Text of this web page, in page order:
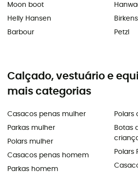
Moon boot
Helly Hansen
Barbour
Petzl
Calçado, vestuário e
mais categorias
Casacos penas mulher
Parkas mulher
Polars mulher
Casacos penas homem
Parkas homem
Polars
Botas
Polars